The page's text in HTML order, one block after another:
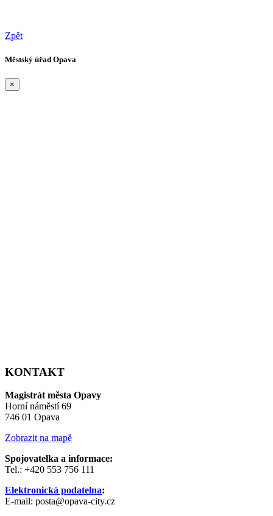
Zpět
Městský úřad Opava
×
KONTAKT
Magistrát města Opavy
Horní náměstí 69
746 01 Opava
Zobrazit na mapě
Spojovatelka a informace:
Tel.: +420 553 756 111
Elektronická podatelna:
E-mail: posta@opava-city.cz